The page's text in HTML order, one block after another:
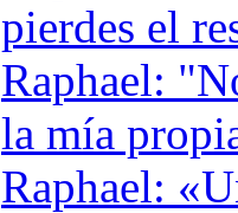
pierdes el
Raphael:
la mía
Raphael: